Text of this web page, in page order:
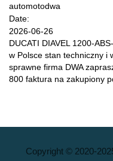
automotodwa
Date:
2026-06-26
DUCATI DIAVEL 1200-
w Polsce stan techniczny i
sprawne firma DWA
800 faktura na zakupiony
Copyright © 2020-